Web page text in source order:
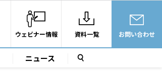
ウェビナー情報 資料一覧 お問い合わせ
ニュース